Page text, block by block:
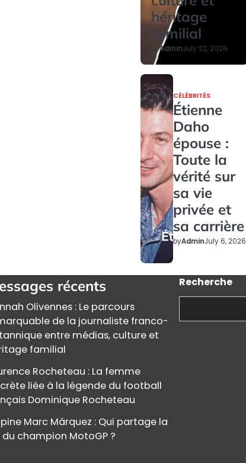
héritage
familial
byAdminJuly 22, 2026
CÉLÉBRITÉS
Étienne
Daho
épouse :
Toute la
vérité sur
sa vie
privée et
sa carrière
byAdminJuly 6, 2026
récents
Olivennes : Le parcours
de la journaliste franco-
entre médias, culture et
familial
Rocheteau : La femme
liée à la légende du football
Dominique Rocheteau
Marc Márquez : Qui partage la
du champion MotoGP ?
Recherche